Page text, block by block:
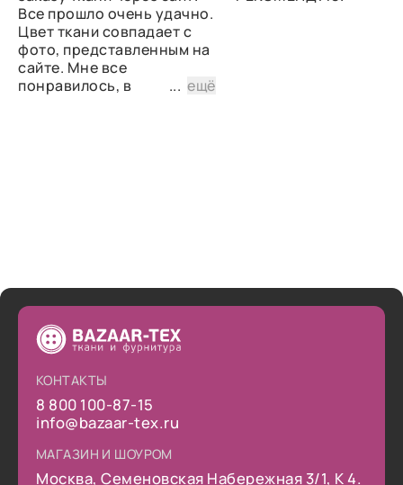
Все прошло очень удачно.
Цвет ткани совпадает с
фото, представленным на
сайте. Мне все
понравилось, в
...ещё
КОНТАКТЫ
8 800 100-87-15
info@bazaar-tex.ru
МАГАЗИН И ШОУРОМ
Москва, Семеновская Набережная 3/1, К 4.